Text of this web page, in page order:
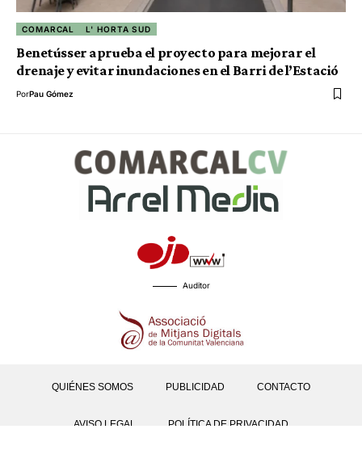
COMARCAL L' HORTA SUD
Benetússer aprueba el proyecto para mejorar el
drenaje y evitar inundaciones en el Barri de l’Estació
PorPau Gómez
Auditor
QUIÉNES SOMOS PUBLICIDAD CONTACTO
AVISO LEGAL POLÍTICA DE PRIVACIDAD